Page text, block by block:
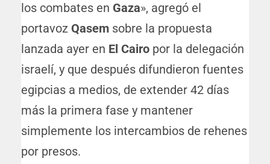
los combates en Gaza», agregó el
portavoz Qasem sobre la propuesta
lanzada ayer en El Cairo por la delegación
israelí, y que después difundieron fuentes
egipcias a medios, de extender 42 días
más la primera fase y mantener
simplemente los intercambios de rehenes
por presos.